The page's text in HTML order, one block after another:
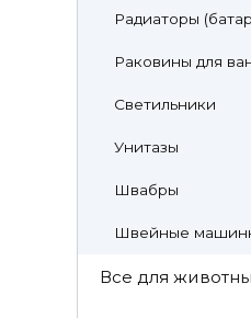
Радиаторы
Раковины для
Светильники
Унитазы
Швабры
Швейные
Все для